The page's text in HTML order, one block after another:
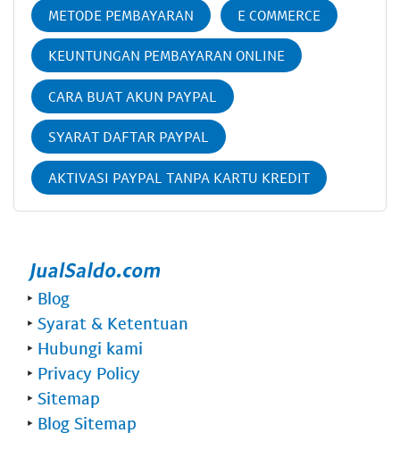
METODE PEMBAYARAN E COMMERCE
KEUNTUNGAN PEMBAYARAN ONLINE
CARA BUAT AKUN PAYPAL
SYARAT DAFTAR PAYPAL
AKTIVASI PAYPAL TANPA KARTU KREDIT
‣ Blog
‣ Syarat & Ketentuan
‣ Hubungi kami
‣ Privacy Policy
‣ Sitemap
‣ Blog Sitemap